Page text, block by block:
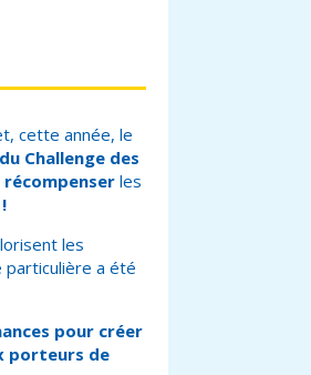
cette année, le
Challenge des
récompenserles
les
a été
pour créer
porteurs de